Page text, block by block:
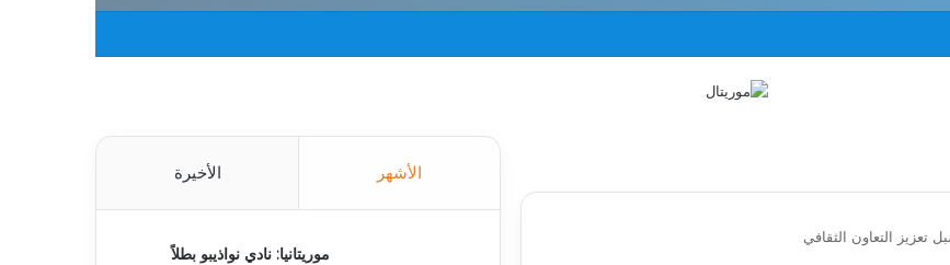
تعزيز التعاون الثقافي
الأشهر الأخيرة
موريتانيا: نادي نواذيبو بطلاً